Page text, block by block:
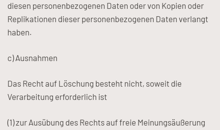
diesen personenbezogenen Daten oder von Kopien oder
Replikationen dieser personenbezogenen Daten verlangt
haben.
c) Ausnahmen
Das Recht auf Löschung besteht nicht, soweit die
Verarbeitung erforderlich ist
(1) zur Ausübung des Rechts auf freie Meinungsäußerung